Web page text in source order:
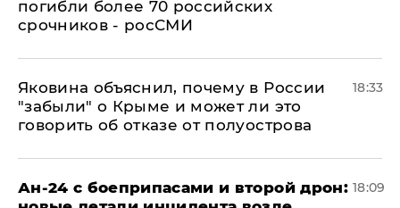
погибли более 70 российских
срочников - росСМИ
Яковина объяснил, почему в России
"забыли" о Крыме и может ли это
говорить об отказе от полуострова
18:33
Ан-24 с боеприпасами и второй дрон: 18:09